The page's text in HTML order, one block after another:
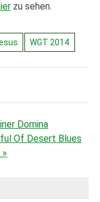
zu sehen.
WGT 2014
Domina
Of Desert Blues